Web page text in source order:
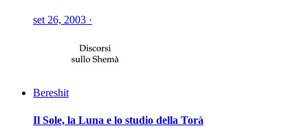
set 26, 2003 ·
Bereshit
Il Sole, la Luna e lo studio della Torà